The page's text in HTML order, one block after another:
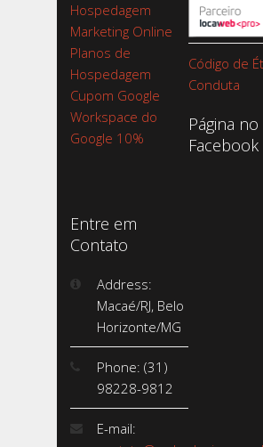
Hospedagem
Marketing Online
Planos de
Hospedagem
Cupom Google
Workspace do
Google 10%
Código de
Conduta
Página no
Facebook
Entre em
Contato
Address:
Macaé/RJ, Belo
Horizonte/MG
Phone: (31)
98228-9812
E-mail: